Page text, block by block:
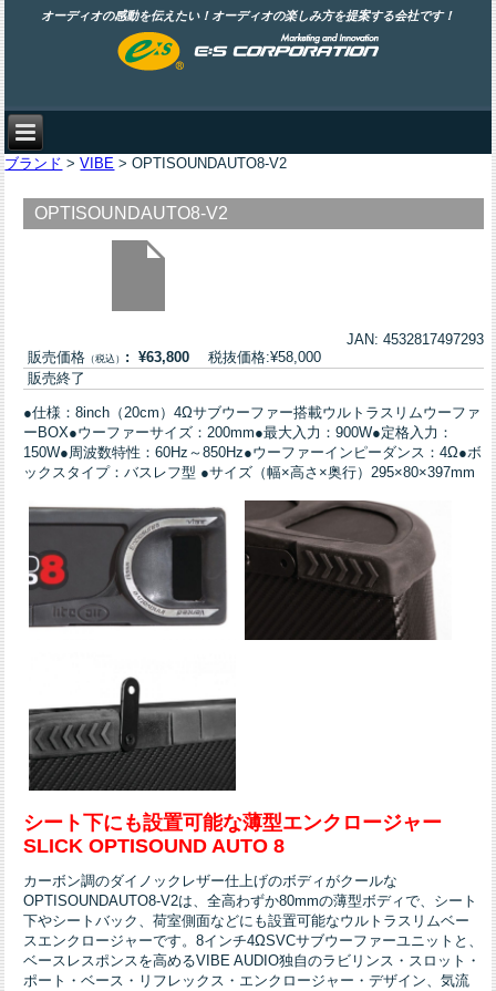
オーディオの感動を伝えたい！オーディオの楽しみ方を提案する会社です！
ブランド >VIBE > OPTISOUNDAUTO8-V2
OPTISOUNDAUTO8-V2
JAN: 4532817497293
販売価格 （税込） : ¥63,800 税抜価格:¥58,000
販売終了
●仕様：8inch（20cm）4Ωサブウーファー搭載ウルトラスリムウーファ
ーBOX●ウーファーサイズ：200mm●最大入力：900W●定格入力：
150W●周波数特性：60Hz～850Hz●ウーファーインピーダンス：4Ω●ボ
ックスタイプ：バスレフ型 ●サイズ（幅×高さ×奥行）295×80×397mm
シート下にも設置可能な薄型エンクロージャー
SLICK OPTISOUND AUTO 8
カーボン調のダイノックレザー仕上げのボディがクールな
OPTISOUNDAUTO8-V2は、全高わずか80mmの薄型ボディで、シート
下やシートバック、荷室側面などにも設置可能なウルトラスリムベー
スエンクロージャーです。8インチ4ΩSVCサブウーファーユニットと、
ベースレスポンスを高めるVIBE AUDIO独自のラビリンス・スロット・
ポート・ベース・リフレックス・エンクロージャー・デザイン、気流